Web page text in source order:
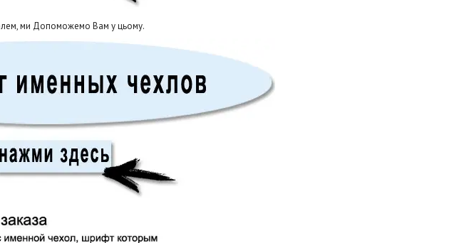
ми Допоможемо Вам у цьому.